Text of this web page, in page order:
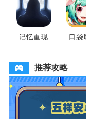
记忆重现 口袋
推荐攻略